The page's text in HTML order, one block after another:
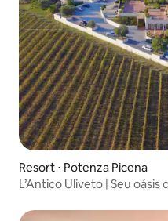
Resort ⋅ Potenza Picena
L’Antico Uliveto | Seu